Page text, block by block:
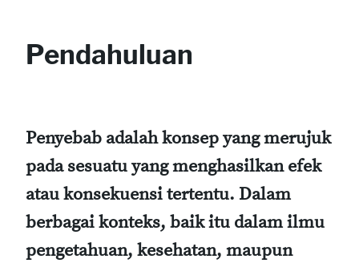
Pendahuluan
Penyebab adalah konsep yang merujuk
pada sesuatu yang menghasilkan efek
atau konsekuensi tertentu. Dalam
berbagai konteks, baik itu dalam ilmu
pengetahuan, kesehatan, maupun